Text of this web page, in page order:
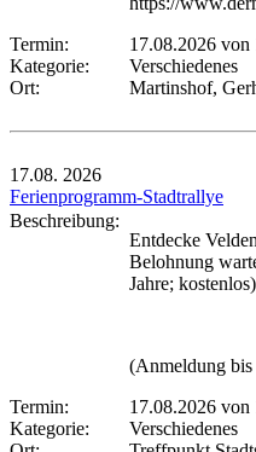
Termin:
17.08.2026 von
Kategorie:
Verschiedenes
Ort:
Martinshof,
17.08. 2026
Ferienprogramm-Stadtrallye
Beschreibung:
Entdecke
Belohnung
Jahre; kostenlos)
(Anmeldung bis
Termin:
17.08.2026 von
Kategorie:
Verschiedenes